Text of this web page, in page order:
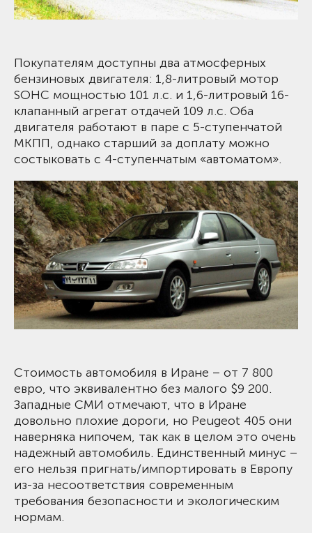
Покупателям доступны два атмосферных
бензиновых двигателя: 1,8-литровый мотор
SOHC мощностью 101 л.с. и 1,6-литровый 16-
клапанный агрегат отдачей 109 л.с. Оба
двигателя работают в паре с 5-ступенчатой
МКПП, однако старший за доплату можно
состыковать с 4-ступенчатым «автоматом».
Стоимость автомобиля в Иране – от 7 800
евро, что эквивалентно без малого $9 200.
Западные СМИ отмечают, что в Иране
довольно плохие дороги, но Peugeot 405 они
наверняка нипочем, так как в целом это очень
надежный автомобиль. Единственный минус –
его нельзя пригнать/импортировать в Европу
из-за несоответствия современным
требования безопасности и экологическим
нормам.